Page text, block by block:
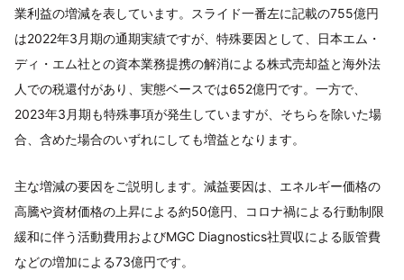
業利益の増減を表しています。スライド一番左に記載の755億円
は2022年3月期の通期実績ですが、特殊要因として、日本エム・
ディ・エム社との資本業務提携の解消による株式売却益と海外法
人での税還付があり、実態ベースでは652億円です。一方で、
2023年3月期も特殊事項が発生していますが、そちらを除いた場
合、含めた場合のいずれにしても増益となります。
主な増減の要因をご説明します。減益要因は、エネルギー価格の
高騰や資材価格の上昇による約50億円、コロナ禍による行動制限
緩和に伴う活動費用およびMGC Diagnostics社買収による販管費
などの増加による73億円です。